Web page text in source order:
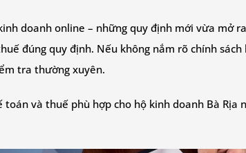
doanh online – những quy định mới vừa mở
đúng quy định. Nếu không nắm rõ chính
tra thường xuyên.
và thuế phù hợp cho hộ kinh doanh Bà Rịa